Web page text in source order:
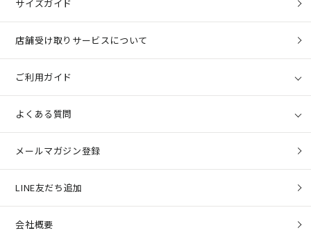
サイズガイド
店舗受け取りサービスについて
ご利用ガイド
よくある質問
メールマガジン登録
LINE友だち追加
会社概要